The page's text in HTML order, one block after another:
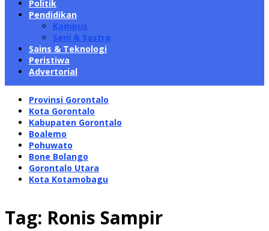
Politik
Pendidikan
Kampus
Seni & Sastra
Sains & Teknologi
Peristiwa
Advertorial
Provinsi Gorontalo
Kota Gorontalo
Kabupaten Gorontalo
Boalemo
Pohuwato
Bone Bolango
Gorontalo Utara
Kota Kotamobagu
Tag: Ronis Sampir